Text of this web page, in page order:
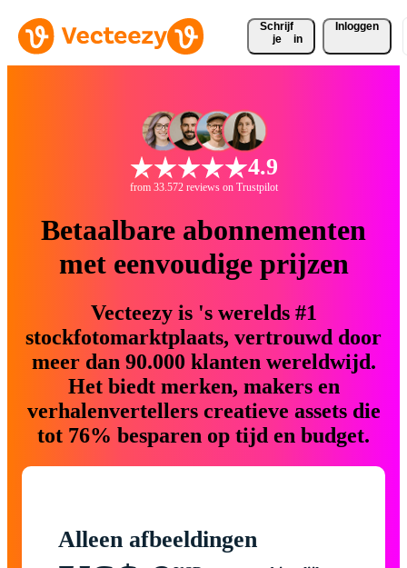
Schrijf
je
in
Inloggen
4.9
from 33.572 reviews on Trustpilot
Betaalbare abonnementen
met eenvoudige prijzen
Vecteezy is 's werelds #1
stockfotomarktplaats, vertrouwd door
meer dan 90.000 klanten wereldwijd.
Het biedt merken, makers en
verhalenvertellers creatieve assets die
tot 76% besparen op tijd en budget.
Alleen afbeeldingen